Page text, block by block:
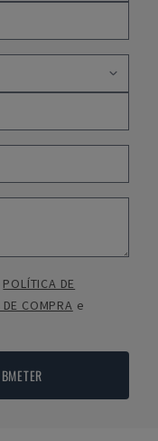
POLÍTICA DE
COMPRA e